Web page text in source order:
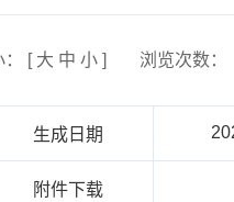
： [ 大 中 小] 浏览次数：
生成日期
附件下载